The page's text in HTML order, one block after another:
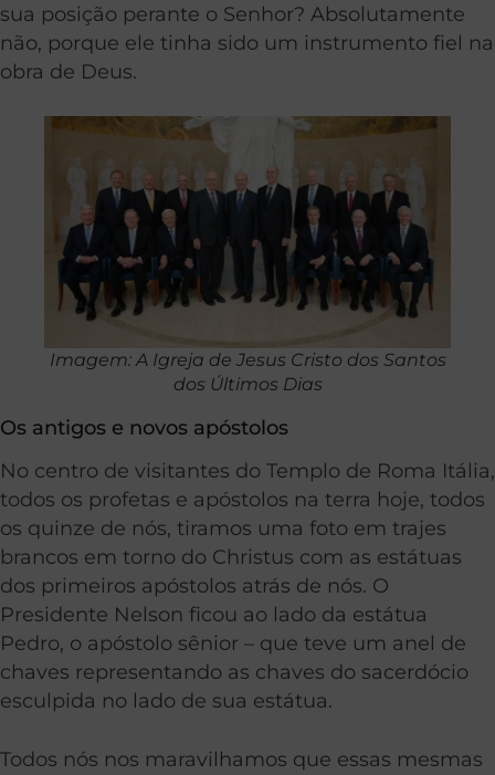
sua posição perante o Senhor? Absolutamente
não, porque ele tinha sido um instrumento fiel na
obra de Deus.
Imagem: A Igreja de Jesus Cristo dos Santos
dos Últimos Dias
Os antigos e novos apóstolos
No centro de visitantes do Templo de Roma Itália,
todos os profetas e apóstolos na terra hoje, todos
os quinze de nós, tiramos uma foto em trajes
brancos em torno do Christus com as estátuas
dos primeiros apóstolos atrás de nós. O
Presidente Nelson ficou ao lado da estátua
Pedro, o apóstolo sênior – que teve um anel de
chaves representando as chaves do sacerdócio
esculpida no lado de sua estátua.
Todos nós nos maravilhamos que essas mesmas